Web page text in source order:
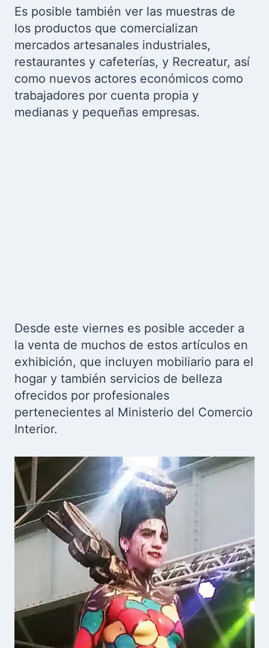
Es posible también ver las muestras de
los productos que comercializan
mercados artesanales industriales,
restaurantes y cafeterías, y Recreatur, así
como nuevos actores económicos como
trabajadores por cuenta propia y
medianas y pequeñas empresas.
Desde este viernes es posible acceder a
la venta de muchos de estos artículos en
exhibición, que incluyen mobiliario para el
hogar y también servicios de belleza
ofrecidos por profesionales
pertenecientes al Ministerio del Comercio
Interior.